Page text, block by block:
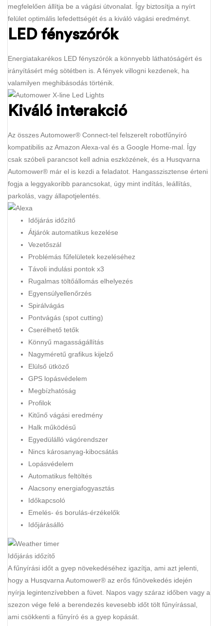
megfelelően állítja be a vágási útvonalat. Így biztosítja a nyírt
felület optimális lefedettségét és a kiváló vágási eredményt.
LED fényszórók
Energiatakarékos LED fényszórók a könnyebb láthatóságért és
irányításért még sötétben is. A fények villogni kezdenek, ha
valamilyen meghibásodás történik.
Kiváló interakció
Az összes Automower® Connect-tel felszerelt robotfűnyíró
kompatibilis az Amazon Alexa-val és a Google Home-mal. Így
csak szóbeli parancsot kell adnia eszközének, és a Husqvarna
Automower® már el is kezdi a feladatot. Hangasszisztense érteni
fogja a leggyakoribb parancsokat, úgy mint indítás, leállítás,
parkolás, vagy állapotjelentés.
Időjárás időzítő
Átjárók automatikus kezelése
Vezetőszál
Problémás fűfelületek kezeléséhez
Távoli indulási pontok x3
Rugalmas töltőállomás elhelyezés
Egyensúlyellenőrzés
Spirálvágás
Pontvágás (spot cutting)
Cserélhető tetők
Könnyű magasságállítás
Nagyméretű grafikus kijelző
Elülső ütköző
GPS lopásvédelem
Megbízhatóság
Profilok
Kitűnő vágási eredmény
Halk működésű
Egyedülálló vágórendszer
Nincs károsanyag-kibocsátás
Lopásvédelem
Automatikus feltöltés
Alacsony energiafogyasztás
Időkapcsoló
Emelés- és borulás-érzékelők
Időjárásálló
Időjárás időzítő
A fűnyírási időt a gyep növekedéséhez igazítja, ami azt jelenti,
hogy a Husqvarna Automower® az erős fűnövekedés idején
nyírja legintenzívebben a füvet. Napos vagy száraz időben vagy a
szezon vége felé a berendezés kevesebb időt tölt fűnyírással,
ami csökkenti a fűnyíró és a gyep kopását.